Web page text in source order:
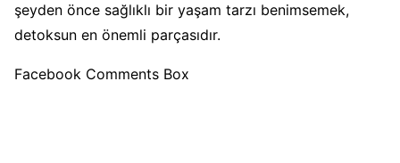
şeyden önce sağlıklı bir yaşam tarzı benimsemek,
detoksun en önemli parçasıdır.
Facebook Comments Box